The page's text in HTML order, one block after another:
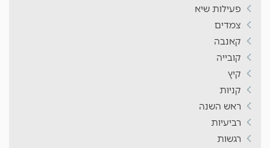
פעילות שיא
צמדים
קאנבה
קובייה
קיץ
קניות
ראש השנה
רביעיות
רגשות